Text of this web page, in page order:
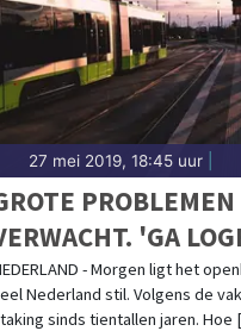
27 mei 2019, 18:45 uur
'GA
OF
- Morgen ligt het
Nederland stil. Volgens de
sinds tientallen jaren. Hoe